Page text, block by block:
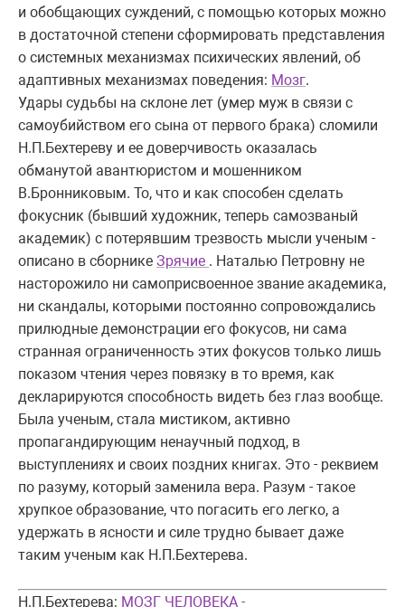
и обобщающих суждений, с помощью которых можно
в достаточной степени сформировать представления
о системных механизмах психических явлений, об
адаптивных механизмах поведения: Мозг.
Удары судьбы на склоне лет (умер муж в связи с
самоубийством его сына от первого брака) сломили
Н.П.Бехтереву и ее доверчивость оказалась
обманутой авантюристом и мошенником
В.Бронниковым. То, что и как способен сделать
фокусник (бывший художник, теперь самозваный
академик) с потерявшим трезвость мысли ученым -
описано в сборнике Зрячие . Наталью Петровну не
насторожило ни самоприсвоенное звание академика,
ни скандалы, которыми постоянно сопровождались
прилюдные демонстрации его фокусов, ни сама
странная ограниченность этих фокусов только лишь
показом чтения через повязку в то время, как
декларируются способность видеть без глаз вообще.
Была ученым, стала мистиком, активно
пропагандирующим ненаучный подход, в
выступлениях и своих поздних книгах. Это - реквием
по разуму, который заменила вера. Разум - такое
хрупкое образование, что погасить его легко, а
удержать в ясности и силе трудно бывает даже
таким ученым как Н.П.Бехтерева.
Н.П.Бехтерева: МОЗГ ЧЕЛОВЕКА -